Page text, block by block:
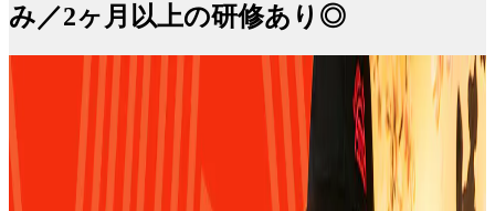
み／2ヶ月以上の研修あり◎